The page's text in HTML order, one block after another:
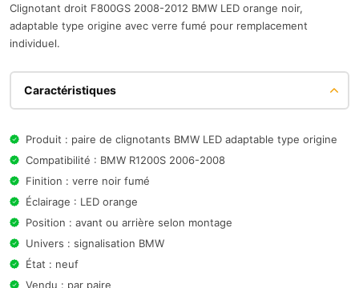
Clignotant droit F800GS 2008-2012 BMW LED orange noir,
adaptable type origine avec verre fumé pour remplacement
individuel.
Caractéristiques
Produit : paire de clignotants BMW LED adaptable type origine
Compatibilité : BMW R1200S 2006-2008
Finition : verre noir fumé
Éclairage : LED orange
Position : avant ou arrière selon montage
Univers : signalisation BMW
État : neuf
Vendu : par paire